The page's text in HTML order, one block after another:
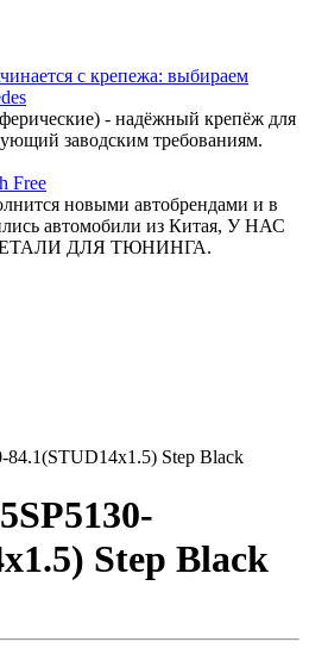
с крепежа: выбираем
- надёжный крепёж для
заводским требованиям.
Free
новыми автобрендами и в
автомобили из Китая, У НАС
ДЛЯ ТЮНИНГА.
84.1(STUD14x1.5) Step Black
Step Black